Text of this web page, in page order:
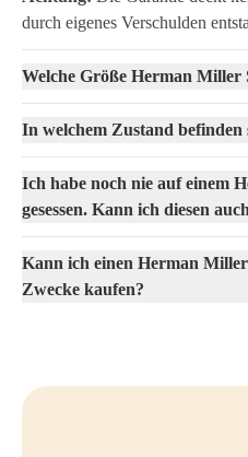
durch eigenes Verschulden
Welche Größe Herman Miller
In welchem Zustand befinden
Ich habe noch nie auf einem
gesessen. Kann ich diesen
Kann ich einen Herman
Zwecke kaufen?